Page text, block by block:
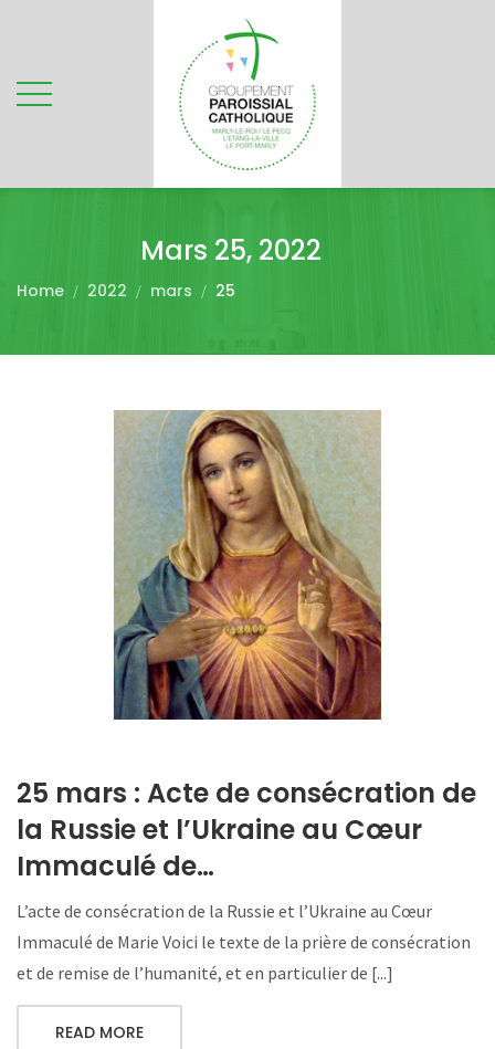
Mars 25, 2022
Home 2022 mars 25
25 mars : Acte de consécration de
la Russie et l’Ukraine au Cœur
Immaculé de…
L’acte de consécration de la Russie et l’Ukraine au Cœur
Immaculé de Marie Voici le texte de la prière de consécration
et de remise de l’humanité, et en particulier de [...]
READ MORE